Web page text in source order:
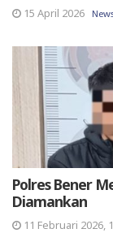
15 April 2026
Polres Bener
Diamankan
11 Februari 2026,